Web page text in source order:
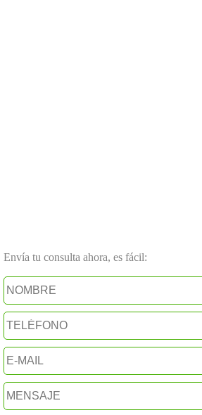
Envía tu consulta ahora, es fácil: